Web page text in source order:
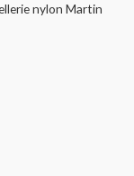
nylon Martin